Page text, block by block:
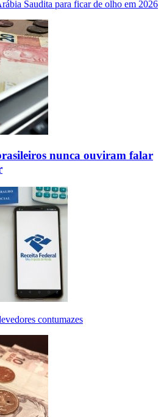
Saudita para ficar de olho em 2026
nunca ouviram falar
contumazes